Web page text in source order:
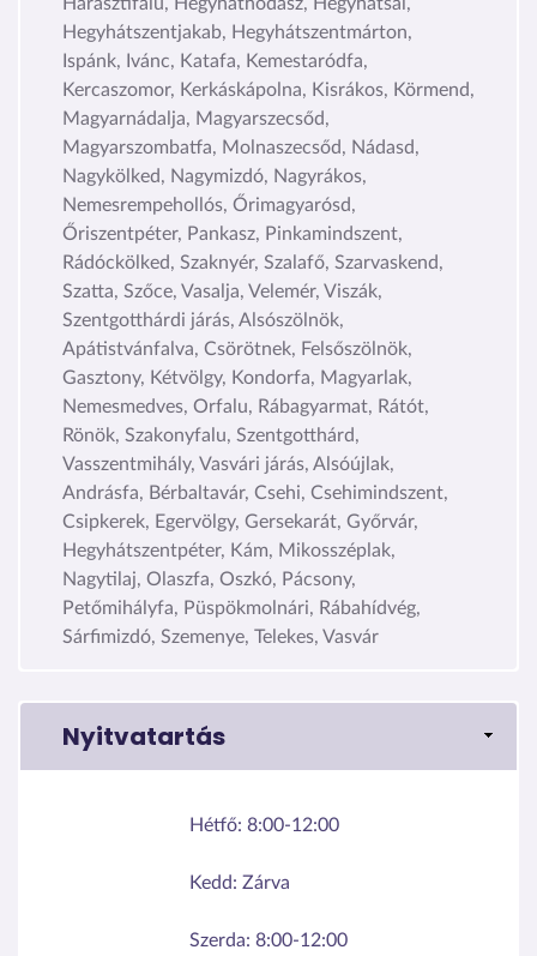
Hegyhátszentjakab, Hegyhátszentmárton,
Ispánk, Ivánc, Katafa, Kemestaródfa,
Kercaszomor, Kerkáskápolna, Kisrákos, Körmend,
Magyarnádalja, Magyarszecsőd,
Magyarszombatfa, Molnaszecsőd, Nádasd,
Nagykölked, Nagymizdó, Nagyrákos,
Nemesrempehollós, Őrimagyarósd,
Őriszentpéter, Pankasz, Pinkamindszent,
Rádóckölked, Szaknyér, Szalafő, Szarvaskend,
Szatta, Szőce, Vasalja, Velemér, Viszák,
Szentgotthárdi járás, Alsószölnök,
Apátistvánfalva, Csörötnek, Felsőszölnök,
Gasztony, Kétvölgy, Kondorfa, Magyarlak,
Nemesmedves, Orfalu, Rábagyarmat, Rátót,
Rönök, Szakonyfalu, Szentgotthárd,
Vasszentmihály, Vasvári járás, Alsóújlak,
Andrásfa, Bérbaltavár, Csehi, Csehimindszent,
Csipkerek, Egervölgy, Gersekarát, Győrvár,
Hegyhátszentpéter, Kám, Mikosszéplak,
Nagytilaj, Olaszfa, Oszkó, Pácsony,
Petőmihályfa, Püspökmolnári, Rábahídvég,
Sárfimizdó, Szemenye, Telekes, Vasvár
Nyitvatartás
Hétfő: 8:00-12:00
Kedd: Zárva
Szerda: 8:00-12:00